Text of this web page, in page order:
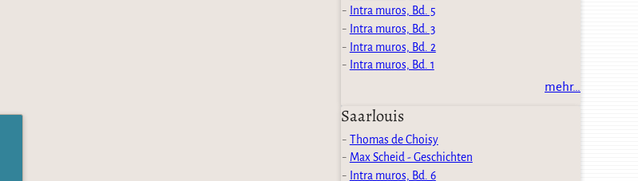
Intra muros, Bd. 5
Intra muros, Bd. 3
Intra muros, Bd. 2
Intra muros, Bd. 1
mehr…
Saarlouis
Thomas de Choisy
Max Scheid - Geschichten
Intra muros, Bd. 6